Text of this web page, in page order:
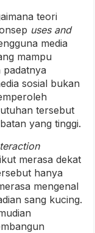
teori
uses and
media
mampu
padatnya
sosial bukan
tersebut
yang tinggi.
merasa dekat
hanya
mengenal
sang kucing.